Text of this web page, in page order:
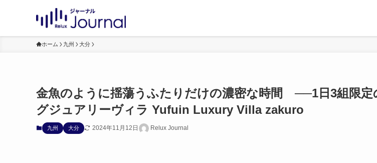
ホーム 九州 大分
金魚のように揺蕩うふたりだけの濃密な時間 ──1日3組限定
グジュアリーヴィラ Yufuin Luxury Villa zakuro
九州 大分 2024年11月12日 Relux Journal